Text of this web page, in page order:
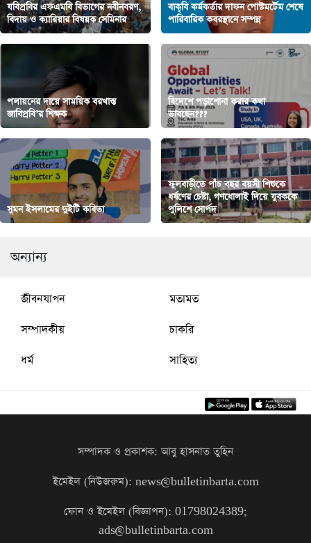
যবিপ্রবির এফএমবি বিভাগের নবীনবরণ,
বিদায় ও ক্যারিয়ার বিষয়ক সেমিনার
বাকৃবি কর্মকর্তার দাফন পোস্টমর্টেম শেষে
পারিবারিক কবরস্থানে সম্পন্ন
পলায়নের দায়ে সাময়িক বরখাস্ত
জাবিপ্রবি’র শিক্ষক
বিদেশে পড়াশোনা করার কথা
ভাবছেন???
সুমন ইসলামের দুইটি কবিতা
ফুলবাড়ীতে পাঁচ বছর বয়সী শিশুকে
ধর্ষণের চেষ্টা, গণধোলাই দিয়ে যুবককে
পুলিশে সোর্পদ
অন্যান্য
জীবনযাপন
মতামত
সম্পাদকীয়
চাকরি
ধর্ম
সাহিত্য
সম্পাদক ও প্রকাশক: আবু হাসনাত তুহিন
ইমেইল (নিউজরুম): news@bulletinbarta.com
ফোন ও ইমেইল (বিজ্ঞাপন): 01798024389;
ads@bulletinbarta.com